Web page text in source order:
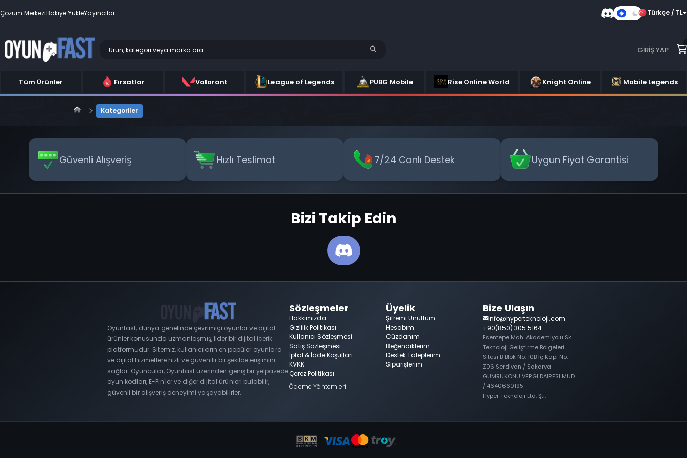
Çözüm MerkeziBakiye YükleYayıncılar
Karanlık
Türkçe / TL
GIRIŞ YAP
Tüm Ürünler Fırsatlar Valorant League of Legends PUBG Mobile Rise Online World Knight Online Mobile Legends
Kategoriler
Güvenli Alışveriş Hızlı Teslimat 7/24 Canlı Destek Uygun Fiyat Garantisi
Bizi Takip Edin
Oyunfast, dünya genelinde çevrimiçi oyunlar ve dijital
ürünler konusunda uzmanlaşmış, lider bir dijital içerik
platformudur. Sitemiz, kullanıcıların en popüler oyunlara
ve dijital hizmetlere hızlı ve güvenilir bir şekilde erişimini
sağlar. Oyuncular, Oyunfast üzerinden geniş bir yelpazede
oyun kodları, E-Pin'ler ve diğer dijital ürünleri bulabilir,
güvenli bir alışveriş deneyimi yaşayabilirler.
Sözleşmeler
Hakkımızda
Gizlilik Politikası
Kullanıcı Sözleşmesi
Satış Sözleşmesi
İptal & İade Koşulları
KVKK
Çerez Politikası
Ödeme Yöntemleri
Üyelik
Şifremi Unuttum
Hesabım
Cüzdanım
Beğendiklerim
Destek Taleplerim
Siparişlerim
Bize Ulaşın
info@hyperteknoloji.com
+90(850) 305 5164
Esentepe Mah. Akademiyolu Sk.
Teknoloji Geliştirme Bölgeleri
Sitesi B Blok No: 10B İç Kapı No:
Z06 Serdivan / Sakarya
GÜMRÜKÖNÜ VERGI DAIRESI MÜD.
/ 4640660195
Hyper Teknoloji Ltd. Şti.